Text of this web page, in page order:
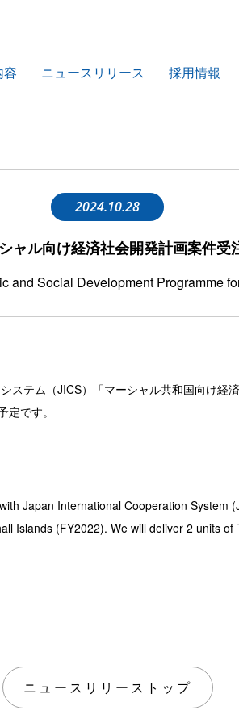
容 ニュースリリース 採用情報
2024.10.28
ャル向け経済社会開発計画案件受
and Social Development Programme
ステム（JICS）「マーシャル共和国向け
です。
Japan International Cooperation System
Islands (FY2022). We will deliver 2 units
ニュースリリーストップ